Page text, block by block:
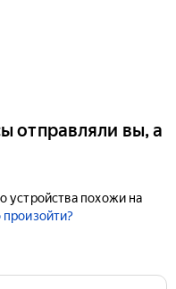
отправляли вы, а
устройства похожи на